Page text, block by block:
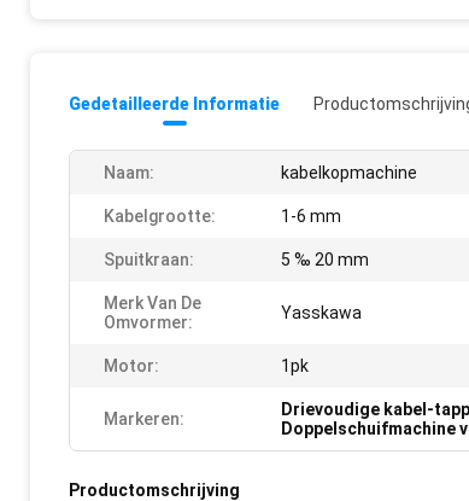
Gedetailleerde Informatie
Naam: kabelkopmachine
Kabelgrootte: 1-6 mm
Spuitkraan: 5 ‰ 20 mm
Merk Van De
Omvormer:
Yasskawa
Motor: 1pk
Markeren: Drievoudige kabel-
Doppelschuifmachine
Productomschrijving